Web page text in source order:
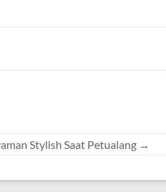
Stylish Saat Petualang →